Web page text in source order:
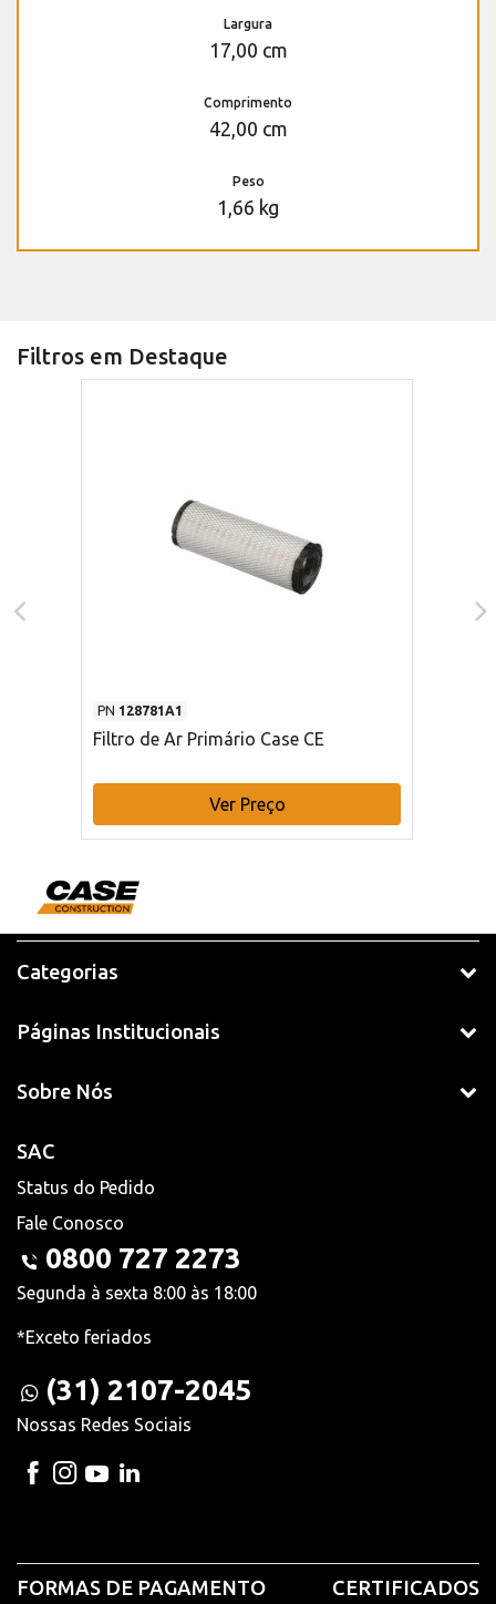
Largura
17,00 cm
Comprimento
42,00 cm
Peso
1,66 kg
Filtros em Destaque
PN 128781A1
Filtro de Ar Primário Case CE
Ver Preço
Categorias
Páginas Institucionais
Sobre Nós
SAC
Status do Pedido
Fale Conosco
0800 727 2273
Segunda à sexta 8:00 às 18:00
*Exceto feriados
(31) 2107-2045
Nossas Redes Sociais
FORMAS DE PAGAMENTO CERTIFICADOS